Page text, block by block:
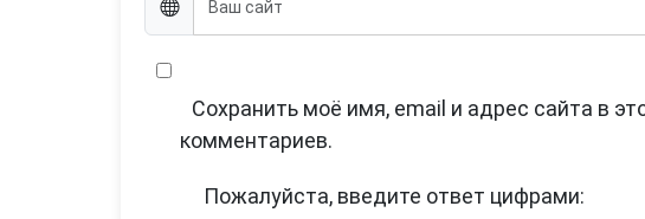
Сохранить моё имя, email и адрес сайта в
комментариев.
Пожалуйста, введите ответ цифрами: